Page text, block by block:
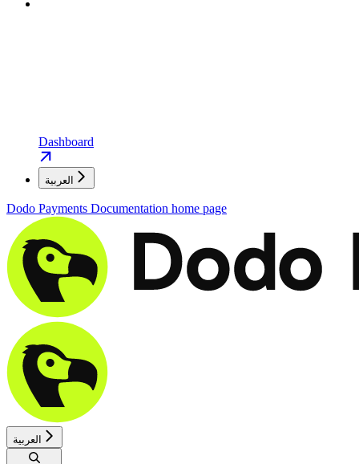
Dashboard
العربية
Dodo Payments Documentation home page
العربية